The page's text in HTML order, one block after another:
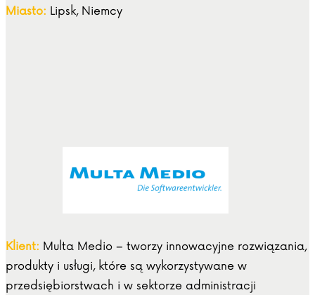
Miasto: Lipsk, Niemcy
Klient: Multa Medio – tworzy innowacyjne rozwiązania,
produkty i usługi, które są wykorzystywane w
przedsiębiorstwach i w sektorze administracji